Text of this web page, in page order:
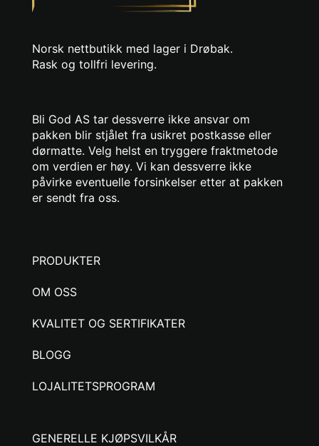
Norsk nettbutikk med lager i Drøbak.
Rask og tollfri levering.
Bli God AS tar dessverre ikke ansvar om
pakken blir stjålet fra usikret postkasse eller
dørmatte. Velg helst en tryggere fraktmetode
om verdien er høy. Vi kan dessverre ikke
påvirke eventuelle forsinkelser etter at pakken
er sendt fra oss.
PRODUKTER
OM OSS
KVALITET OG SERTIFIKATER
BLOGG
LOJALITETSPROGRAM
GENERELLE KJØPSVILKÅR